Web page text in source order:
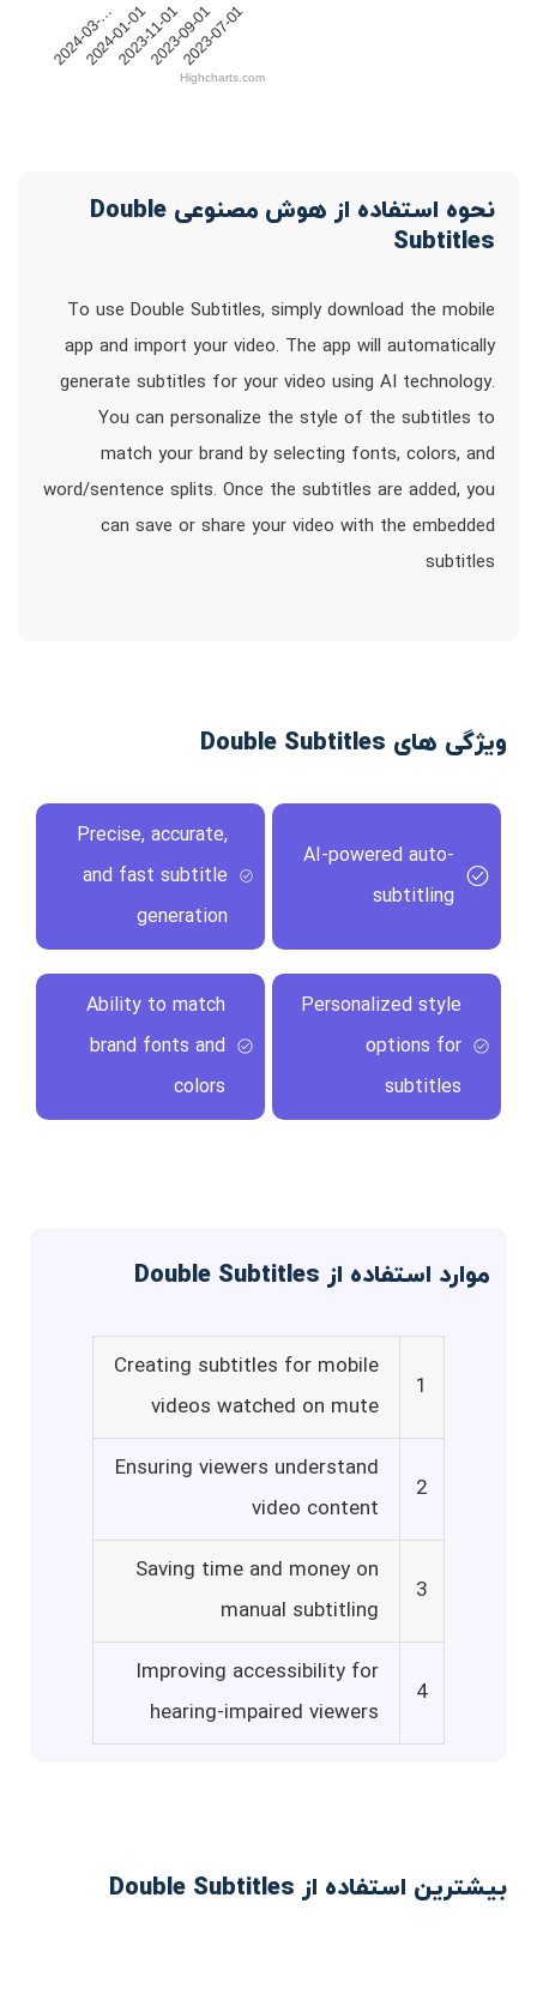
2024-03-…
2024-01-012023-11-012023-09-012023-07-01
Highcharts.com
نحوه استفاده از هوش مصنوعی Double
Subtitles
To use Double Subtitles, simply download the mobile
app and import your video. The app will automatically
generate subtitles for your video using AI technology.
You can personalize the style of the subtitles to
match your brand by selecting fonts, colors, and
word/sentence splits. Once the subtitles are added, you
can save or share your video with the embedded
subtitles
ویژگی های Double Subtitles
AI-powered auto-
subtitling
Precise, accurate,
and fast subtitle
generation
Personalized style
options for
subtitles
Ability to match
brand fonts and
colors
موارد استفاده از Double Subtitles
1
Creating subtitles for mobile
videos watched on mute
2
Ensuring viewers understand
video content
3
Saving time and money on
manual subtitling
4
Improving accessibility for
hearing-impaired viewers
بیشترین استفاده از Double Subtitles